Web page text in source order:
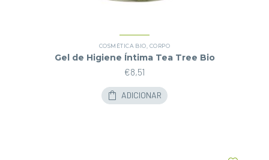
COSMÉTICA BIO, CORPO
Gel de Higiene Íntima Tea Tree Bio
€8,51
ADICIONAR